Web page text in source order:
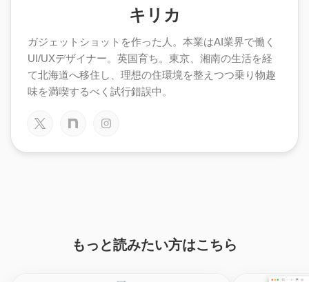
キリカ
ガジェットショットを作った人。本業はAI業界で働く
UI/UXデザイナー。英国育ち。東京、湘南の生活を経
て北海道へ移住し、理想の住環境を整えつつ乗り物趣
味を満喫するべく試行錯誤中。
もっと読みたい方はこちら